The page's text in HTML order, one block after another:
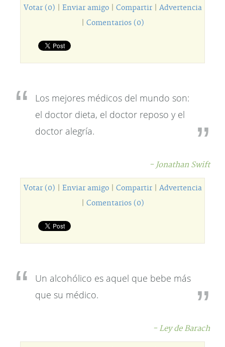
Votar (0) Enviar amigo| Compartir| Advertencia
Comentarios (0)
Los mejores médicos del mundo son:
el doctor dieta, el doctor reposo y el
doctor alegría.
- Jonathan Swift
Votar (0) Enviar amigo| Compartir| Advertencia
Comentarios (0)
Un alcohólico es aquel que bebe más
que su médico.
- Ley de Barach